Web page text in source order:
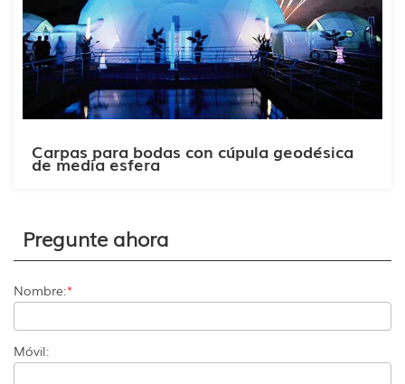
Carpas para bodas con cúpula geodésica
de media esfera
Pregunte ahora
Nombre:*
Móvil: